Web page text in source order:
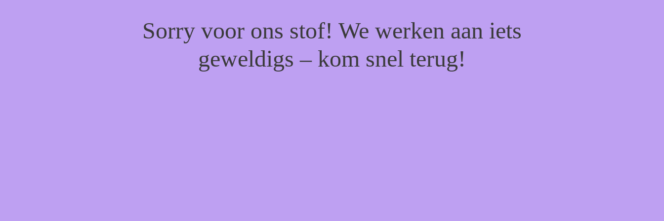
Sorry voor ons stof! We werken aan iets
geweldigs – kom snel terug!